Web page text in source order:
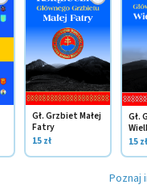
Gł. Grzbiet Małej
Fatry
15 zł
Gł.
15 zł
Poznaj